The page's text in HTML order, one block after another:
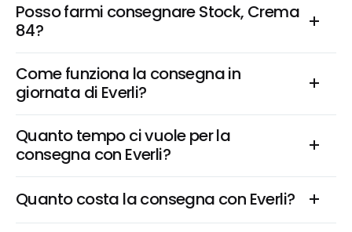
Posso farmi consegnare Stock, Crema
84?
Come funziona la consegna in
giornata di Everli?
Quanto tempo ci vuole per la
consegna con Everli?
Quanto costa la consegna con Everli?